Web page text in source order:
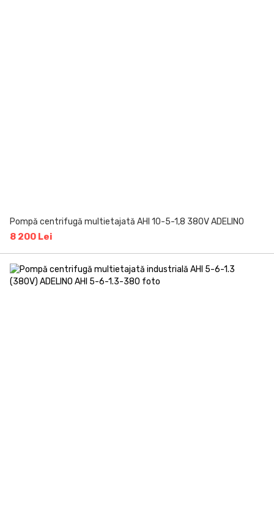
Pompă centrifugă multietajată AHI 10-5-1,8 380V ADELINO
8 200 Lei